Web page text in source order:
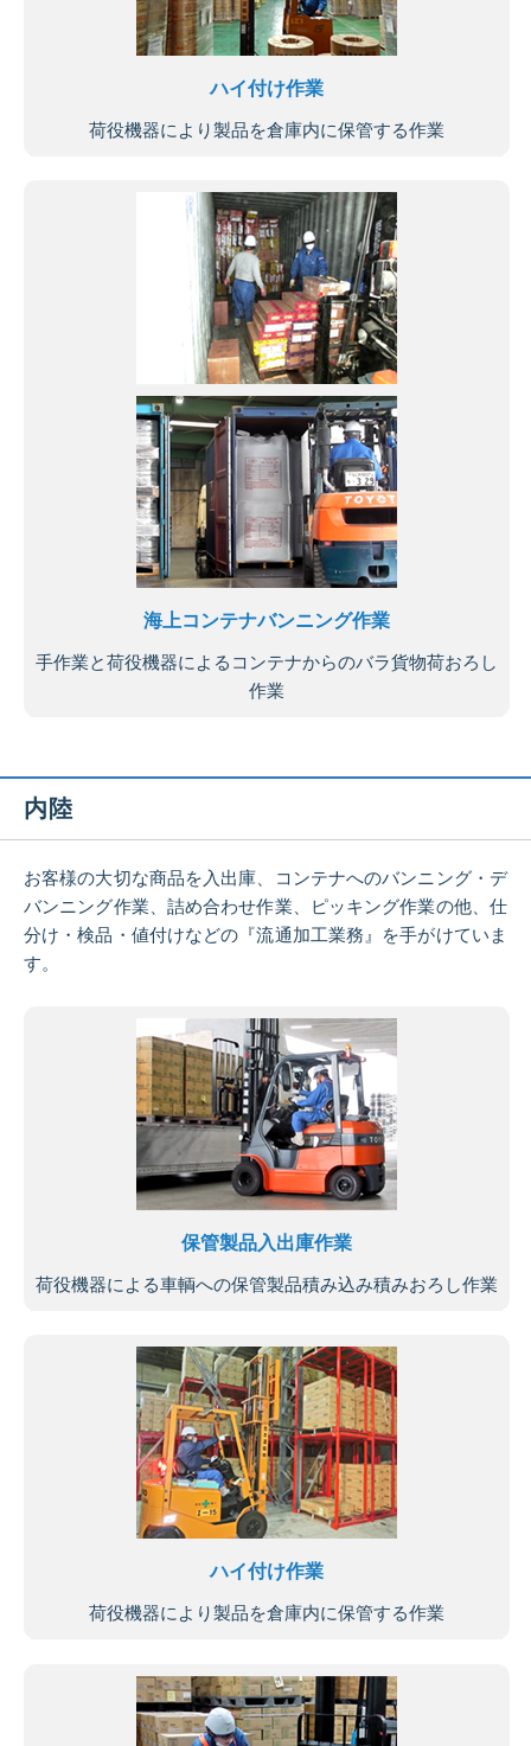
ハイ付け作業
荷役機器により製品を倉庫内に保管する作業
海上コンテナバンニング作業
手作業と荷役機器によるコンテナからのバラ貨物荷おろし
作業
内陸
お客様の大切な商品を入出庫、コンテナへのバンニング・デ
バンニング作業、詰め合わせ作業、ピッキング作業の他、仕
分け・検品・値付けなどの『流通加工業務』を手がけていま
す。
保管製品入出庫作業
荷役機器による車輌への保管製品積み込み積みおろし作業
ハイ付け作業
荷役機器により製品を倉庫内に保管する作業